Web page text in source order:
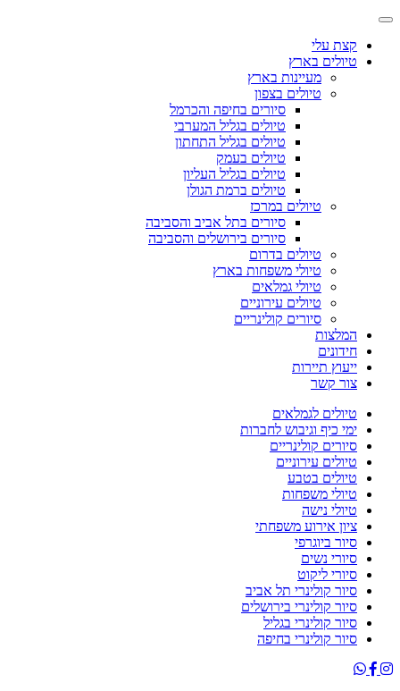
קצת עלי
טיולים בארץ
מעיינות בארץ
טיולים בצפון
סיורים בחיפה והכרמל
טיולים בגליל המערבי
טיולים בגליל התחתון
טיולים בעמק
טיולים בגליל העליון
טיולים ברמת הגולן
טיולים במרכז
סיורים בתל אביב והסביבה
סיורים בירושלים והסביבה
טיולים בדרום
טיולי משפחות בארץ
טיולי גמלאים
טיולים עירוניים
סיורים קולינריים
המלצות
חידונים
ייעוץ תיירות
צור קשר
טיולים לגמלאים
ימי כיף וגיבוש לחברות
סיורים קולינריים
טיולים עירוניים
טיולים בטבע
טיולי משפחות
טיולי נישה
ציון אירוע משפחתי
סיור ביוגרפי
סיורי נשים
סיורי ליקוט
סיור קולינרי תל אביב
סיור קולינרי בירושלים
סיור קולינרי בגליל
סיור קולינרי בחיפה